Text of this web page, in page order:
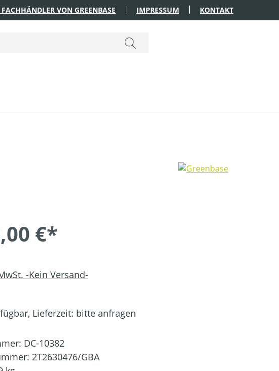
VON GREENBASE IMPRESSUM KONTAKT
€*
-Kein Versand-
Lieferzeit: bitte anfragen
DC-10382
2T2630476/GBA